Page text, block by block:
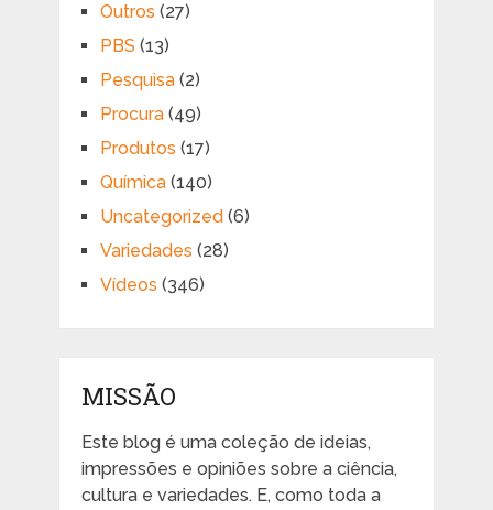
Outros (27)
PBS (13)
Pesquisa(2)
Procura(49)
Produtos (17)
Química(140)
Uncategorized(6)
Variedades (28)
Vídeos (346)
MISSÃO
Este blog é uma coleção de ideias,
impressões e opiniões sobre a ciência,
cultura e variedades. E, como toda a